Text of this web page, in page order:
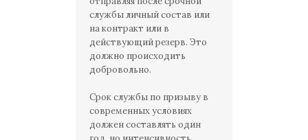
службы личный состав или
на контракт или в
действующий резерв. Это
должно происходить
добровольно.
Срок службы по призыву в
современных условиях
должен составлять один